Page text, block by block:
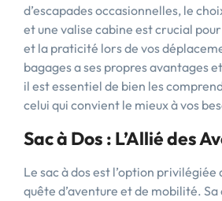
d’escapades occasionnelles, le
et une valise cabine est crucial
et la praticité lors de vos
bagages a ses propres avantages
il est essentiel de bien les
celui qui convient le mieux à vos
Sac à Dos : L’Allié des
Le sac à dos est l’option privilégiée
quête d’aventure et de mobilité.